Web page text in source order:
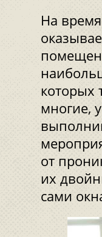
На
которых
многие,
от
их
сами